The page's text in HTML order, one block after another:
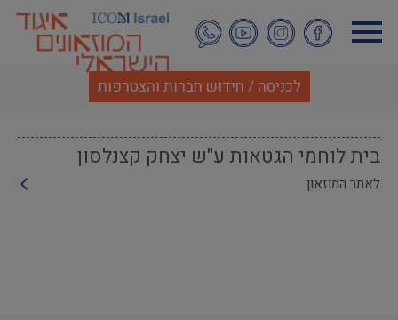
לתוכן
העיקרי
לכניסה / חידוש חברות והצטרפות
בית לוחמי הגטאות ע"ש יצחק קצנלסון
לאתר המוזאון